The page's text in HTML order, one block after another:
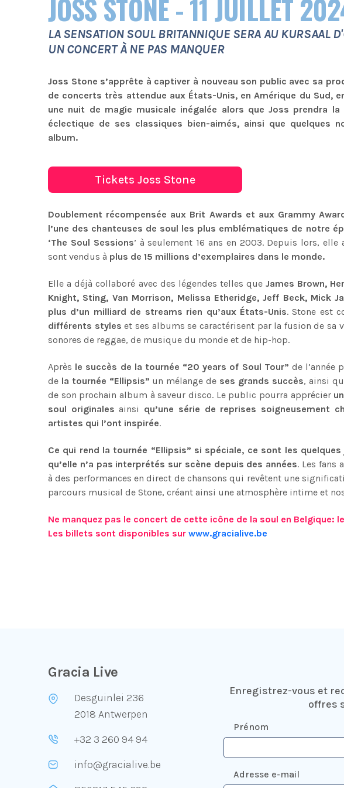
JOSS STONE - 11 JUILLET
LA SENSATION SOUL BRITANNIQUE SERA AU KURSAAL
UN CONCERT À NE PAS MANQUER
Joss Stone s’apprête à captiver à nouveau son public avec sa
de concerts très attendue aux États-Unis, en Amérique du Sud,
une nuit de magie musicale inégalée alors que Joss prendra
éclectique de ses classiques bien-aimés, ainsi que quelques
album.
Tickets Joss Stone
Doublement récompensée aux Brit Awards et aux Grammy
l’une des chanteuses de soul les plus emblématiques de notre
‘The Soul Sessions’ à seulement 16 ans en 2003. Depuis lors,
sont vendus à plus de 15 millions d’exemplaires dans le monde.
Elle a déjà collaboré avec des légendes telles queJames Brown,
Knight, Sting, Van Morrison, Melissa Etheridge, Jeff Beck, Mick
plus d’un milliard de streams rien qu’aux États-Unis. Stone est
différents styles et ses albums se caractérisent par la fusion de sa
sonores de reggae, de musique du monde et de hip-hop.
Après le succès de la tournée “20 years of Soul Tour” de l’année
de la tournée “Ellipsis” un mélange de ses grands succès, ainsi
de son prochain album à saveur disco. Le public pourra apprécier
soul originales ainsi qu’une série de reprises soigneusement
artistes qui l’ont inspirée.
Ce qui rend la tournée “Ellipsis” si spéciale, ce sont les
qu’elle n’a pas interprétés sur scène depuis des années. Les fans
à des performances en direct de chansons qui revêtent une
parcours musical de Stone, créant ainsi une atmosphère intime et
Ne manquez pas le concert de cette icône de la soul en Belgique:
Les billets sont disponibles sur www.gracialive.be
Gracia Live
Desguinlei 236
2018 Antwerpen
+32 3 260 94 94
info@gracialive.be
Enregistrez-vous et
offres
Prénom
Adresse e-mail